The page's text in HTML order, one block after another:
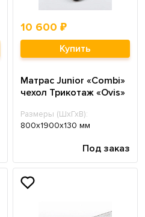
10 600 ₽
Купить
Матрас Junior «Combi»
чехол Трикотаж «Ovis»
Размеры (ШхГхВ):
800х1900х130 мм
Под заказ